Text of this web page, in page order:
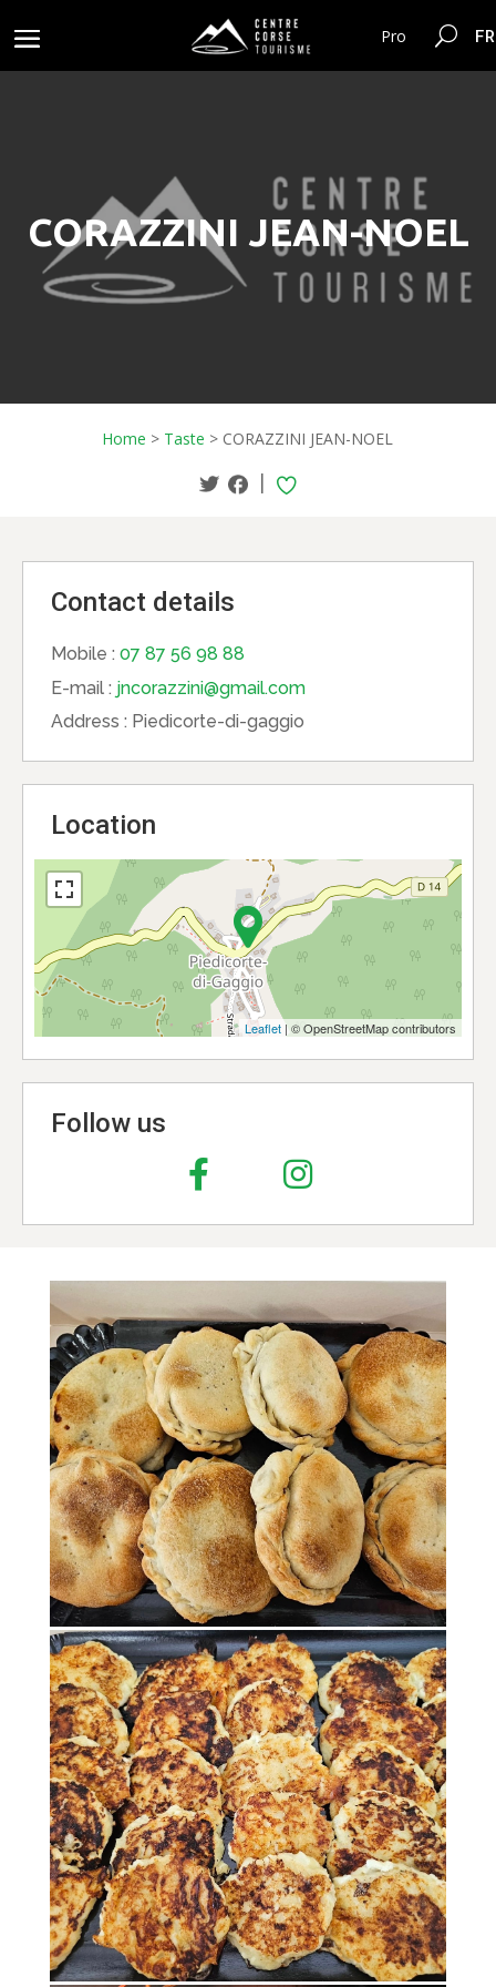
Pro
CORAZZINI JEAN-NOEL
Home > Taste > CORAZZINI JEAN-NOEL
|
Contact details
Mobile : 07 87 56 98 88
E-mail : jncorazzini@gmail.com
Address : Piedicorte-di-gaggio
Location
Leaflet | © OpenStreetMap contributors
Follow us